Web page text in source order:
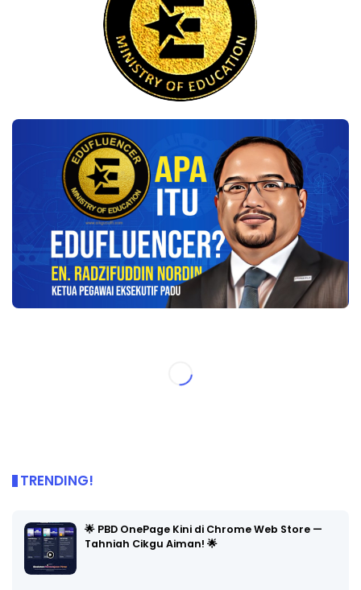
TRENDING!
🌟 PBD OnePage Kini di Chrome Web Store —
Tahniah Cikgu Aiman! 🌟